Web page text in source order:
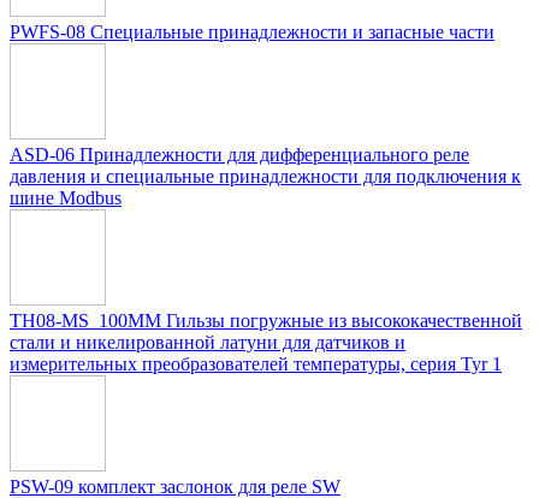
PWFS-08 Специальные принадлежности и запасные части
ASD-06 Принадлежности для дифференциального реле
давления и специальные принадлежности для подключения к
шине Modbus
TH08-MS_100MM Гильзы погружные из высококачественной
стали и никелированной латуни для датчиков и
измерительных преобразователей температуры, серия Tyr 1
PSW-09 комплект заслонок для реле SW